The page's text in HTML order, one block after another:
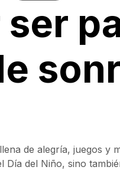
de alegría, juegos y
Día del Niño, sino